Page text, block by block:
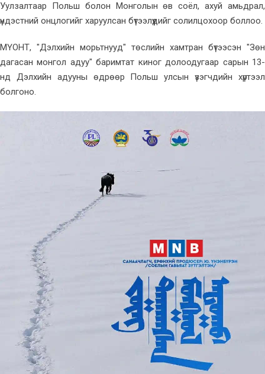
Уулзалтаар Польш болон Монголын өв соёл, ахуй амьдрал,
үндэстний онцлогийг харуулсан бүтээлүүдийг солилцохоор боллоо.
МҮОНТ, "Дэлхийн морьтнууд" төслийн хамтран бүтээсэн "Зөн
дагасан монгол адуу" баримтат киног долоодугаар сарын 13-
нд Дэлхийн адууны өдрөөр Польш улсын үзэгчдийн хүртээл
болгоно.